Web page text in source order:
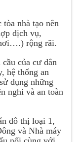
nhà tạo nên
dịch vụ,
rộng rãi.
của cư dân
hệ thống an
dụng những
nghi và an toàn
đô thị loại 1,
và Nhà máy